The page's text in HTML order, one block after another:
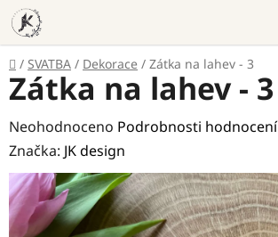
Přejít
na
obsah
Domů
/ SVATBA / Dekorace / Zátka na lahev - 3
Zátka na lahev - 3
Průměrné
hodnocení
produktu
je
0,0
Neohodnoceno Podrobnosti hodnocení
Značka: JK design